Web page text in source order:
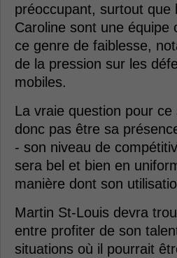
préoccupant, surtout que
Caroline sont une équipe
ce genre de faiblesse,
de la pression sur les
mobiles.
La vraie question pour ce
donc pas être sa
- son niveau de
sera bel et bien en
manière dont son
Martin St-Louis devra
entre profiter de son
situations où il pourrait